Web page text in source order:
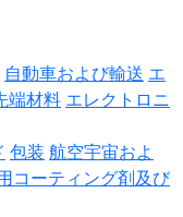
自動車および輸送 エ
端材料 エレクトロニ
包装 航空宇宙およ
コーティング剤及び